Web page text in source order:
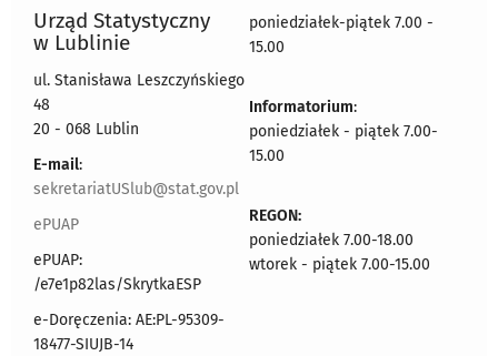
Urząd Statystyczny
w Lublinie
ul. Stanisława Leszczyńskiego
48
20 - 068 Lublin
E-mail:
sekretariatUSlub@stat.gov.pl
ePUAP
ePUAP:
/e7e1p82las/SkrytkaESP
e-Doręczenia: AE:PL-95309-
18477-SIUJB-14
poniedziałek-piątek 7.00 -
15.00
Informatorium:
poniedziałek - piątek 7.00-
15.00
REGON:
poniedziałek 7.00-18.00
wtorek - piątek 7.00-15.00